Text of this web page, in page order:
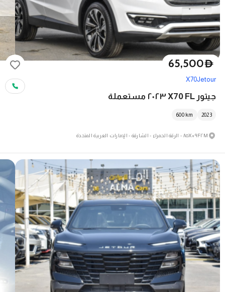
D
65,500
Jetour
X70
جيتور X70 FL ٢٠٢٣ مستعملة
2023
600 km
٩F٢M+٨٥X - الرقة الحمراء - الشارقة - الإمارات العربية المتحدة